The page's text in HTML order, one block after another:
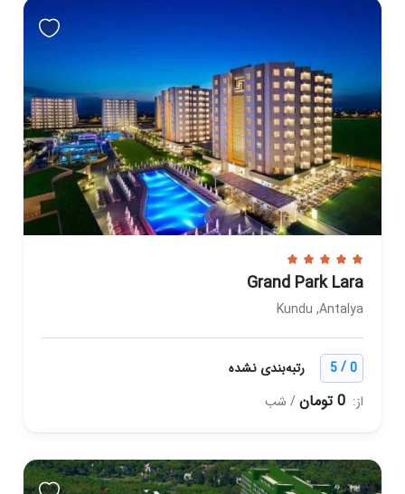
Grand Park Lara
Kundu ,Antalya
0
/
رتبه‌بندی نشده
از: 0 تومان / شب